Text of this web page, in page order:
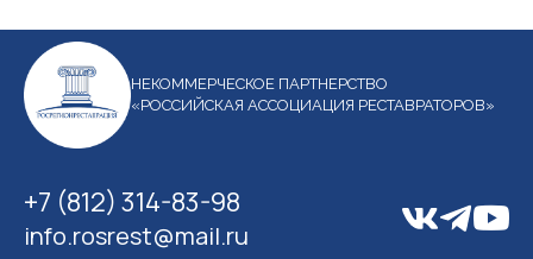
НЕКОММЕРЧЕСКОЕ ПАРТНЕРСТВО
«РОССИЙСКАЯ АССОЦИАЦИЯ РЕСТАВРАТОРОВ»
+7 (812) 314-83-98
info.rosrest@mail.ru